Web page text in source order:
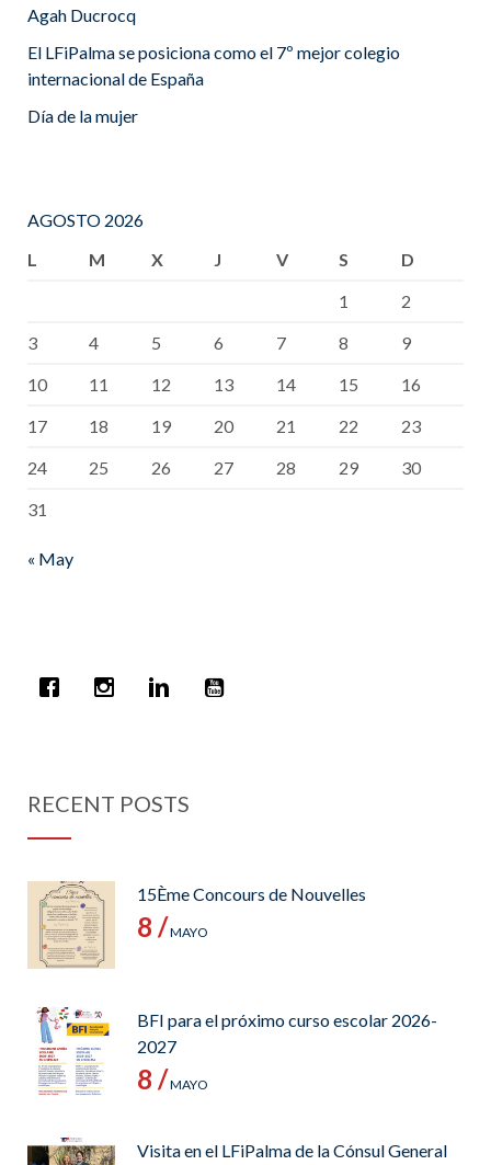
Agah Ducrocq
El LFiPalma se posiciona como el 7º mejor colegio
internacional de España
Día de la mujer
AGOSTO 2026
L
M X J V S
D
1
2
3
4 5 6 7 8
9
10
11 12 13 14 15
16
17
18 19 20 21 22
23
24
25 26 27 28 29
30
31
« May
RECENT POSTS
15Ème Concours de Nouvelles
8 /MAYO
BFI para el próximo curso escolar 2026-
2027
8 /MAYO
Visita en el LFiPalma de la Cónsul General